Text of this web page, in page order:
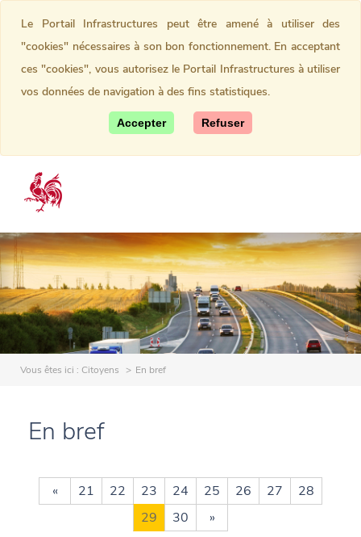
Vous êtes ici : Citoyens En bref
En bref
« 21 22 23 24 25 26 27
28
29
30 »
Le Portail Infrastructures peut être amené à utiliser des
"cookies" nécessaires à son bon fonctionnement. En acceptant
ces "cookies", vous autorisez le Portail Infrastructures à utiliser
vos données de navigation à des fins statistiques.
Accepter Refuser